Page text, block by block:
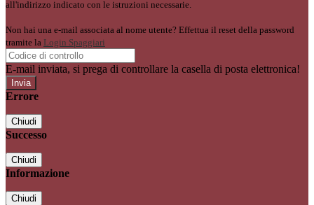
all'indirizzo indicato con le istruzioni necessarie.
Non hai una e-mail associata al nome utente? Effettua il reset della password
tramite la Login Spaggiari
E-mail inviata, si prega di controllare la casella di posta elettronica!
Errore
Chiudi
Successo
Chiudi
Informazione
Chiudi